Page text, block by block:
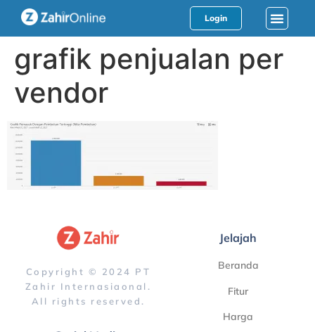
Login
grafik penjualan per
vendor
Copyright © 2024 PT
Zahir Internasiaonal.
All rights reserved.
Jelajah
Beranda
Fitur
Harga